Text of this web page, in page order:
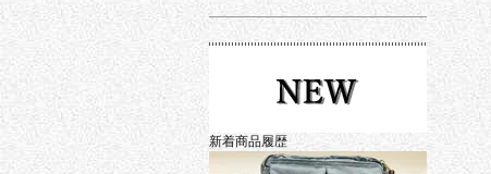
新着商品履歴